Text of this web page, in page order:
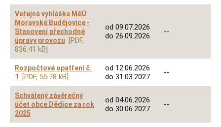
Veřejná vyhláška MěÚ
Moravské Budějovice -
Stanovení přechodné
úpravy provozu
[PDF,
836.41 kB]
od 09.07.2026
do 26.09.2026
--
Rozpočtové opatření č.
1
[PDF, 55.78 kB]
od 12.06.2026
do 31.03.2027
--
Schválený závěrečný
účet obce Dědice za rok
2025
od 04.06.2026
do 30.06.2027
--